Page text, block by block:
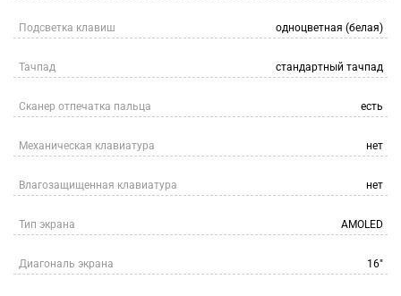
Подсветка клавиш одноцветная (белая)
Тачпад стандартный тачпад
Сканер отпечатка пальца есть
Механическая клавиатура нет
Влагозащищенная клавиатура нет
Тип экрана AMOLED
Диагональ экрана 16"